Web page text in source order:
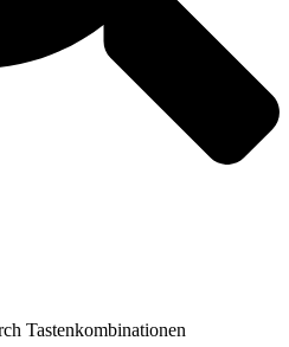
Tastenkombinationen